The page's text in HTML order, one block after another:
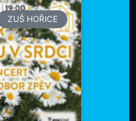
ZUŠ HOŘICE